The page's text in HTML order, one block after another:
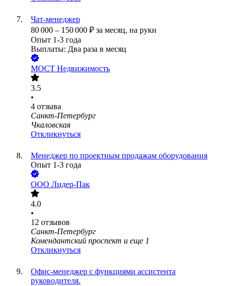
Чат-менеджер
80 000 – 150 000 ₽ за месяц, на руки
Опыт 1-3 года
Выплаты: Два раза в месяц
МОСТ Недвижимость
3.5
•
4 отзыва
Санкт-Петербург
Чкаловская
Откликнуться
Менеджер по проектным продажам оборудования
Опыт 1-3 года
ООО Лидер-Пак
4.0
•
12 отзывов
Санкт-Петербург
Комендантский проспект и еще 1
Откликнуться
Офис-менеджер с функциями ассистента
руководителя.